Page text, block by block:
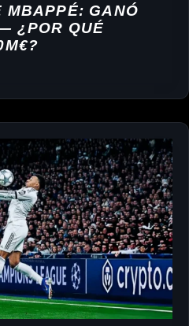
MBAPPÉ: GANÓ
¿POR QUÉ